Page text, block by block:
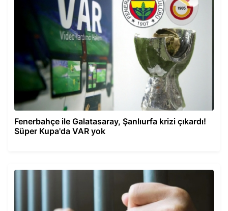
Fenerbahçe ile Galatasaray, Şanlıurfa krizi çıkardı!
Süper Kupa'da VAR yok